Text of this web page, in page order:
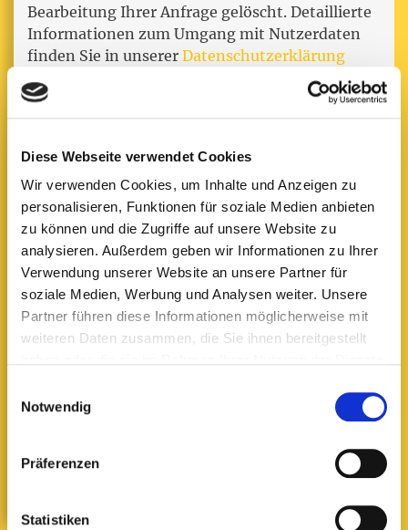
Diese Webseite verwendet Cookies
Wir verwenden Cookies, um Inhalte und Anzeigen zu
personalisieren, Funktionen für soziale Medien anbieten
zu können und die Zugriffe auf unsere Website zu
analysieren. Außerdem geben wir Informationen zu Ihrer
Verwendung unserer Website an unsere Partner für
soziale Medien, Werbung und Analysen weiter. Unsere
Partner führen diese Informationen möglicherweise mit
weiteren Daten zusammen, die Sie ihnen bereitgestellt
Notwendig
Präferenzen
Statistiken
Standort Dannstadt
Telefon: 06231/941840
Kurpfalzstraße 2
67125 Dannstadt-Schauernheim
Telefon: 06231/4633
67125 Dannstadt-Schauernheim
Bearbeitung Ihrer Anfrage gelöscht. Detaillierte
Informationen zum Umgang mit Nutzerdaten
finden Sie in unserer Datenschutzerklärung